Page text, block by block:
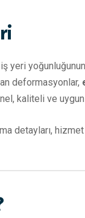
yeri
deformasyonlar,
kaliteli ve
detayları,